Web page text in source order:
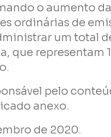
o aumento
ordinárias de
um total
que representam
pelo
anexo.
de 2020.